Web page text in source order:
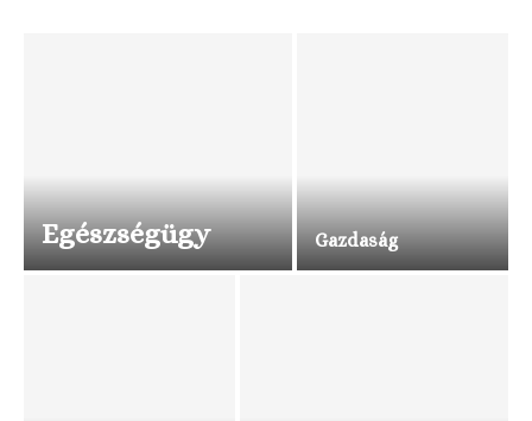
Egészségügy Gazdaság